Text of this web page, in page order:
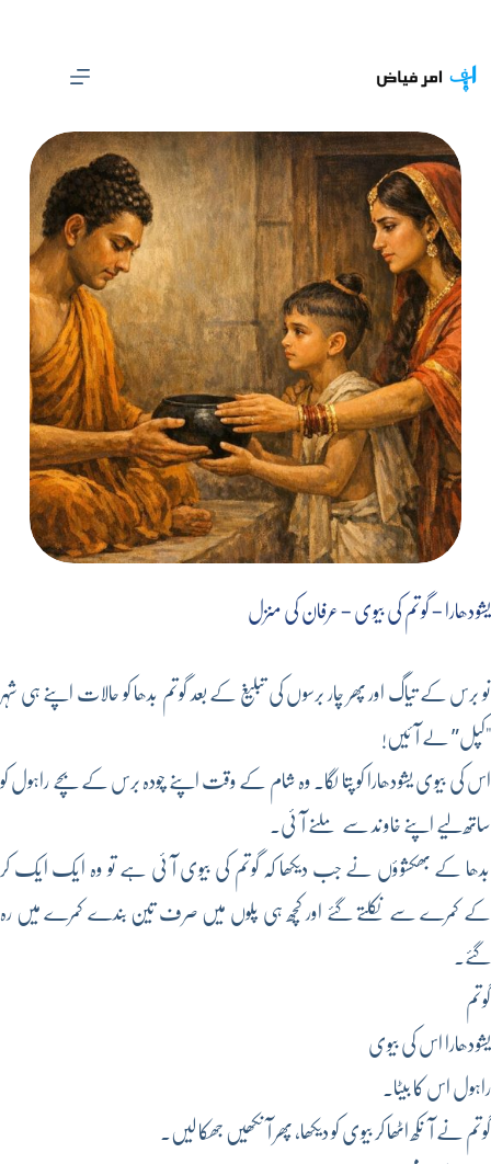
to
یشودھارا – گوتم کی بیوی – عرفان کی منزل
نو برس کے تیاگ اور پھر چار برسوں کی تبلیغ کے بعد گوتم بدھا کو حالات اپنے ہی شہر
"کپل” لے آئیں!
اس کی بیوی یشودھارا کو پتا لگا۔ وہ شام کے وقت اپنے چودہ برس کے بچے راہول کو
ساتھ لیے اپنے خاوند سے ملنے آئی۔
بدھا کے بھکشوؤں نے جب دیکھا کہ گوتم کی بیوی آئی ہے تو وہ ایک ایک کر
کے کمرے سے نکلتے گئے اور کچھ ہی پلوں میں صرف تین بندے کمرے میں رہ
گئے۔
گوتم
یشودھارا اس کی بیوی
راہول اس کا بیٹا۔
گوتم نے آنکھ اٹھا کر بیوی کو دیکھا، پھر آنکھیں جھکا لیں۔